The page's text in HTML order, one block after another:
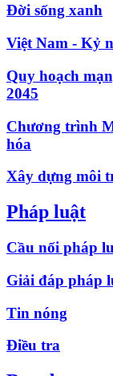
Đời sống xanh
Việt Nam - Kỷ
Quy hoạch
2045
Chương trình
hóa
Xây dựng môi
Pháp luật
Cầu nối pháp
Giải đáp pháp
Tin nóng
Điều tra